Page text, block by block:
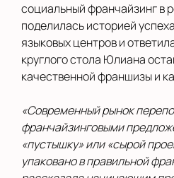
социальный франчайзинг в
поделилась историей
языковых центров и
круглого стола Юлиана
качественной франшизы и
«Современный рынок
франчайзинговыми
«пустышку» или «сырой
упаковано в правильной